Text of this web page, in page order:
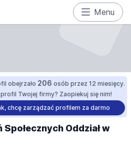
Menu
obejrzało 206 osób przez 12 miesięcy.
Twojej firmy? Zaopiekuj się nim!
chcę zarządzać profilem za darmo
Społecznych Oddział w